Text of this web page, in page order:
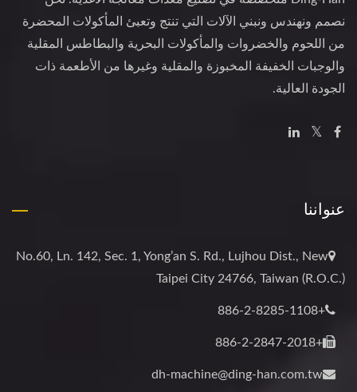
نصمم ونهندس ونبني الآلات التي تنتج وتعبئ المأكولات المحضرة
من اللحوم والخضروات والمأكولات البحرية والبطاطس المقلية
والوجبات الخفيفة المخبوزة والمقلية وغيرها من الأطعمة ذات
الجودة العالية.
عنواننا
No.60, Ln. 142, Sec. 1, Yong’an S. Rd., Lujhou Dist., New
Taipei City 24766, Taiwan (R.O.C.)
+886-2-8285-1108
+886-2-2847-2018
dh-machine@ding-han.com.tw